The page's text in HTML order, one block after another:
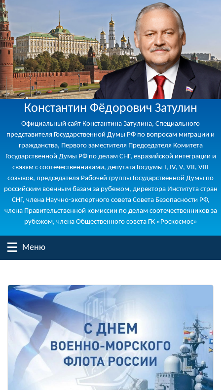
Константин Фёдорович Затулин
Официальный сайт Константина Затулина, Специального
представителя Государственной Думы РФ по вопросам миграции и
гражданства, Первого заместителя Председателя Комитета
Государственной Думы РФ по делам СНГ, евразийской интеграции и
связям с соотечественниками, депутата Госдумы I, IV, V, VII, VIII
созывов, председателя Рабочей группы Государственной Думы по
российским военным базам за рубежом, директора Института стран
СНГ, члена Научно-экспертного совета Совета Безопасности РФ,
члена Правительственной комиссии по делам соотечественников за
рубежом, члена Общественного совета ГК «Роскосмос»
Меню